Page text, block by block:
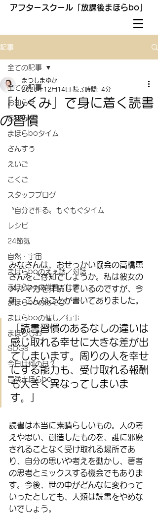
アフタースクール「放課後まほらbo」
記事
全ての記事
お知らせ
まほらbo
まほらboタイム
さんすう
えいご
こくご
スタッフブログ
〝自分で作る〟もぐもぐタイム
レシピ
24節気
自然・宇宙
まほらboのえぇ話／対話
まほらboの学習／仕事
まほらboのあそび
まほらboの催し／行事
まほらじお
SDGs
今日は何の日？
冒険まほらbo
全ての記事
「しくみ」で身に着く読書
の習慣
まつしまゆか
2020年12月14日 読了時間: 4分
みなさんは、おせっかい協会の高橋恵
さんをご存知でしょうか。私は彼女の
メルマガを拝読しているのですが、今
朝、こんなことが書いてありました。
「読書習慣のあるなしの違いは
感じ取れる幸せに大きな差が出
てしまいます。周りの人を幸せ
にする能力も、受け取れる報酬
も大きく異なってしまいま
す。」
読書は本当に素晴らしいもの。人の考
えや思い、創造したものを、誰に邪魔
されることなく受け取れる場所であ
り、自分の思いや考えを動かし、著者
の思考とミックスする機会でもありま
す。今後、世の中がどんなに変わって
いったとしても、人類は読書をやめな
いでしょう。